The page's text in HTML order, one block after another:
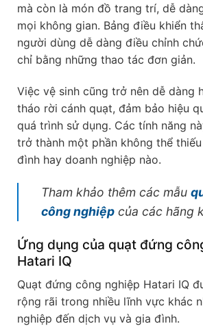
mà còn là món đồ trang trí, dễ
mọi không gian. Bảng điều khiển
người dùng dễ dàng điều chỉnh
chỉ bằng những thao tác đơn giản.
Việc vệ sinh cũng trở nên dễ dàng
tháo rời cánh quạt, đảm bảo hiệu
quá trình sử dụng. Các tính năng
trở thành một phần không thể
đình hay doanh nghiệp nào.
Tham khảo thêm các mẫu
công nghiệp của các hãng
Ứng dụng của quạt đứng
Hatari IQ
Quạt đứng công nghiệp Hatari IQ
rộng rãi trong nhiều lĩnh vực khác
nghiệp đến dịch vụ và gia đình.